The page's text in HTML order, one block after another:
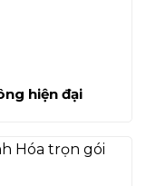
hiện đại